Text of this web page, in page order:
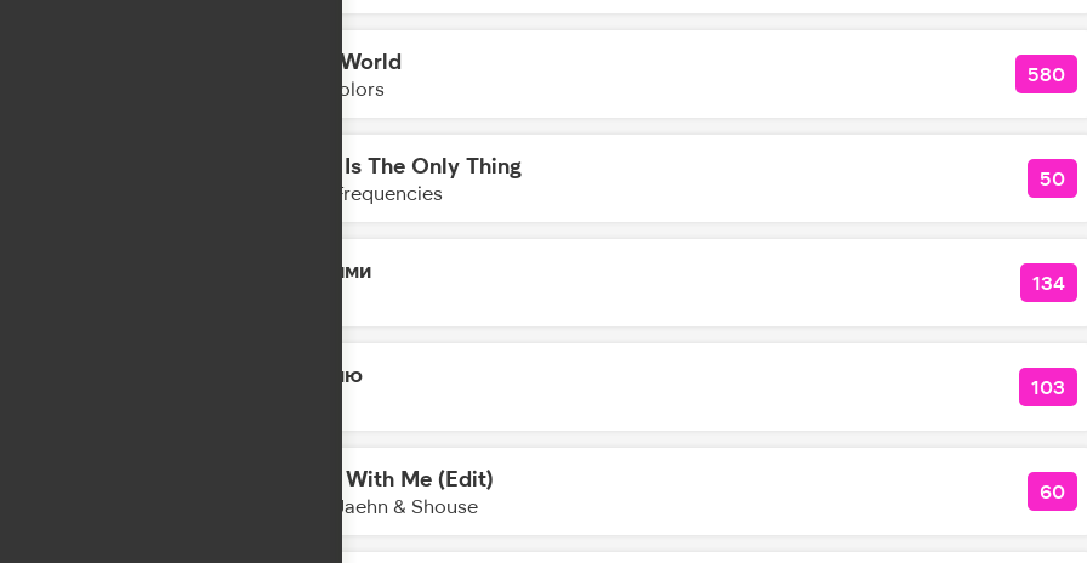
Mad World
Twocolors
580
Love Is The Only Thing
Lost Frequencies
50
Обними 134
Помню 103
Walk With Me (Edit)
Felix Jaehn & Shouse
60